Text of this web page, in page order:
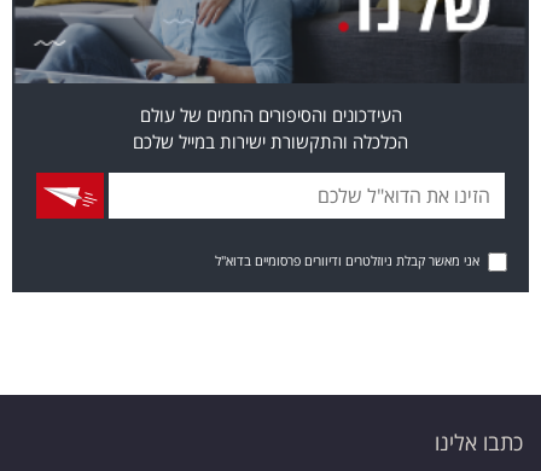
העידכונים והסיפורים החמים של עולם
הכלכלה והתקשורת ישירות במייל שלכם
אני מאשר קבלת ניוזלטרים ודיוורים פרסומיים בדוא"ל
כתבו אלינו